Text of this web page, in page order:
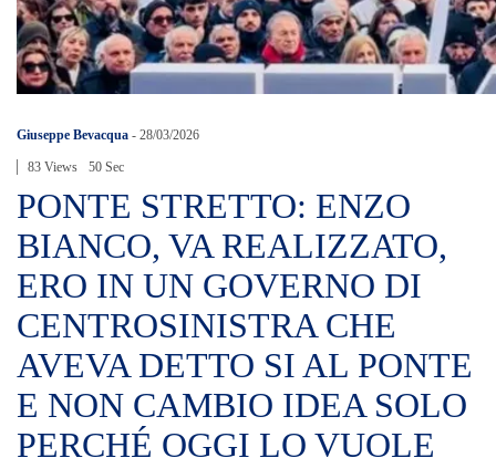
Giuseppe Bevacqua - 28/03/2026
83 Views 50 Sec
PONTE STRETTO: ENZO
BIANCO, VA REALIZZATO,
ERO IN UN GOVERNO DI
CENTROSINISTRA CHE
AVEVA DETTO SI AL PONTE
E NON CAMBIO IDEA SOLO
PERCHÉ OGGI LO VUOLE